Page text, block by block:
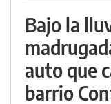
Bajo la
auto que
barrio